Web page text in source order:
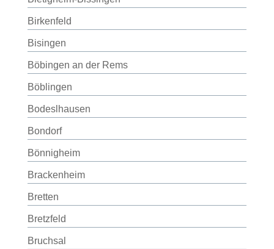
Birkenfeld
Bisingen
Böbingen an der Rems
Böblingen
Bodeslhausen
Bondorf
Bönnigheim
Brackenheim
Bretten
Bretzfeld
Bruchsal